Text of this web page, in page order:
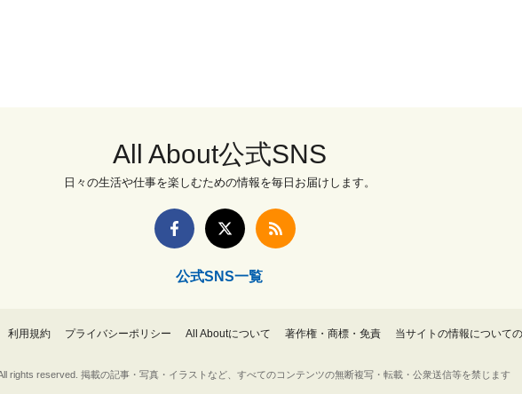
All About公式SNS
日々の生活や仕事を楽しむための情報を毎日お届けします。
公式SNS一覧
利用規約 プライバシーポリシー All Aboutについて 著作権・商標・免責 当サイトの情報について
rights reserved. 掲載の記事・写真・イラストなど、すべてのコンテンツの無断複写・転載・公衆送信等を禁じます